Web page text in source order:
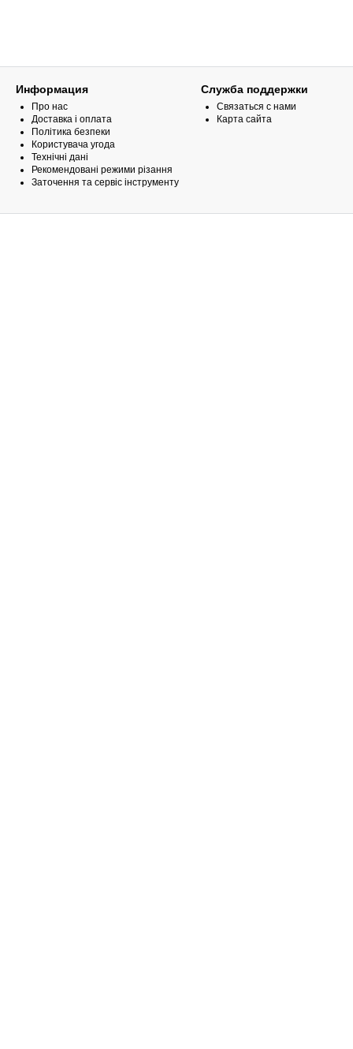
Информация
Про нас
Доставка і оплата
Політика безпеки
Користувача угода
Технічні дані
Рекомендовані режими різання
Заточення та сервіс інструменту
Служба поддержки
Связаться с нами
Карта сайта